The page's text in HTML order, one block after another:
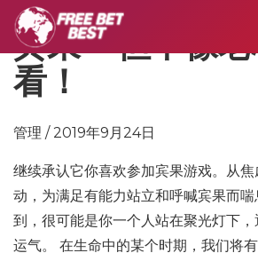
宾果 – 但不像
看！
管理 / 2019年9月24日
继续承认它你喜欢参加宾果游戏。从
动，为满足有能力站立和呼喊宾果而
到，很可能是你一个人站在聚光灯下
运气。 在生命中的某个时期，我们将